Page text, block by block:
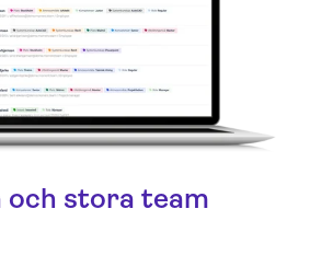
och stora team